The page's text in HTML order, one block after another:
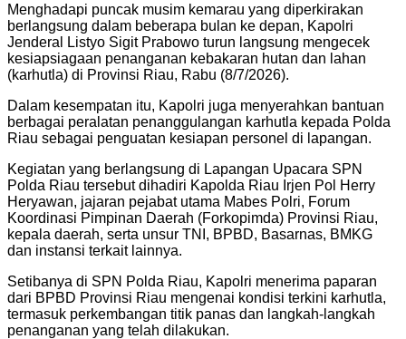
Menghadapi puncak musim kemarau yang diperkirakan
berlangsung dalam beberapa bulan ke depan, Kapolri
Jenderal Listyo Sigit Prabowo turun langsung mengecek
kesiapsiagaan penanganan kebakaran hutan dan lahan
(karhutla) di Provinsi Riau, Rabu (8/7/2026).
Dalam kesempatan itu, Kapolri juga menyerahkan bantuan
berbagai peralatan penanggulangan karhutla kepada Polda
Riau sebagai penguatan kesiapan personel di lapangan.
Kegiatan yang berlangsung di Lapangan Upacara SPN
Polda Riau tersebut dihadiri Kapolda Riau Irjen Pol Herry
Heryawan, jajaran pejabat utama Mabes Polri, Forum
Koordinasi Pimpinan Daerah (Forkopimda) Provinsi Riau,
kepala daerah, serta unsur TNI, BPBD, Basarnas, BMKG
dan instansi terkait lainnya.
Setibanya di SPN Polda Riau, Kapolri menerima paparan
dari BPBD Provinsi Riau mengenai kondisi terkini karhutla,
termasuk perkembangan titik panas dan langkah-langkah
penanganan yang telah dilakukan.